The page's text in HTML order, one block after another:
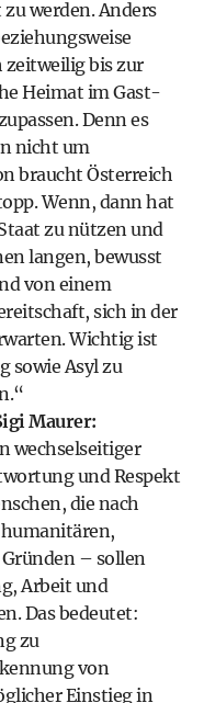
werden. Anders
zeitweilig bis zur
Heimat im Gast-
Denn es
nicht um
braucht Österreich
Wenn, dann hat
zu nützen und
langen, bewusst
von einem
sich in der
Wichtig ist
sowie Asyl zu
Maurer:
wechselseitiger
und Respekt
die nach
– sollen
Arbeit und
Das bedeutet:
zu
von
Einstieg in